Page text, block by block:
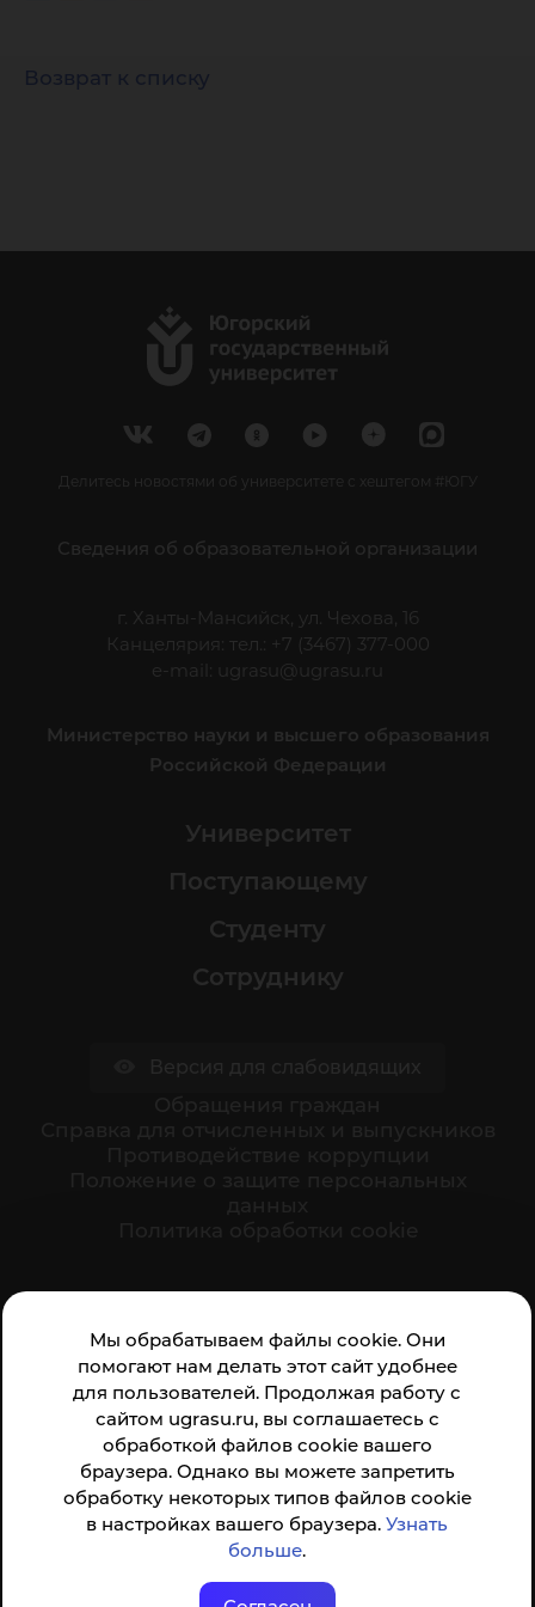
Мы обрабатываем файлы cookie. Они
помогают нам делать этот сайт удобнее
для пользователей. Продолжая работу с
сайтом ugrasu.ru, вы соглашаетесь с
обработкой файлов cookie вашего
браузера. Однако вы можете запретить
обработку некоторых типов файлов cookie
в настройках вашего браузера.Узнать
больше.
Возврат к списку
Делитесь новостями об университете с хештегом #ЮГУ
Сведения об образовательной организации
г. Ханты-Мансийск, ул. Чехова, 16
Канцелярия: тел.: +7 (3467) 377-000
e-mail:
ugrasu@ugrasu.ru
Министерство науки и высшего образования
Российской Федерации
Университет
Поступающему
Студенту
Сотруднику
организации:
Анкета доступна по QR-коду, а так же по прямой
ссылке